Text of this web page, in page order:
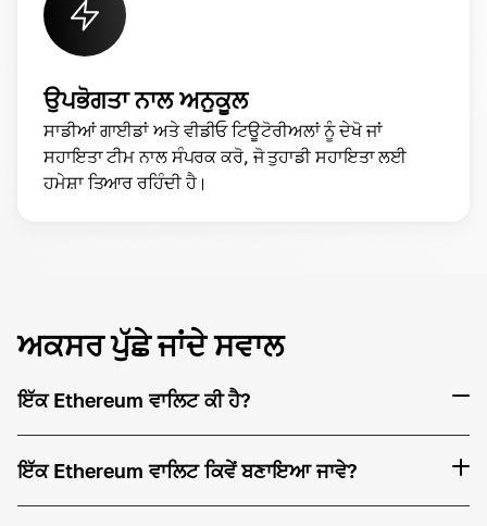
ਉਪਭੋਗਤਾ ਨਾਲ ਅਨੁਕੂਲ
ਸਾਡੀਆਂ ਗਾਈਡਾਂ ਅਤੇ ਵੀਡੀਓ ਟਿਊਟੋਰੀਅਲਾਂ ਨੂੰ ਦੇਖੋ ਜਾਂ
ਸਹਾਇਤਾ ਟੀਮ ਨਾਲ ਸੰਪਰਕ ਕਰੋ, ਜੋ ਤੁਹਾਡੀ ਸਹਾਇਤਾ ਲਈ
ਹਮੇਸ਼ਾ ਤਿਆਰ ਰਹਿੰਦੀ ਹੈ।
ਅਕਸਰ ਪੁੱਛੇ ਜਾਂਦੇ ਸਵਾਲ
ਇੱਕ Ethereum ਵਾਲਿਟ ਕੀ ਹੈ?
ਇੱਕ Ethereum ਵਾਲਿਟ ਕਿਵੇਂ ਬਣਾਇਆ ਜਾਵੇ?